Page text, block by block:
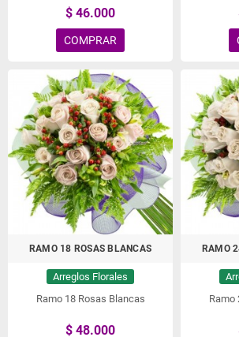
$ 46.000
COMPRAR
RAMO 18 ROSAS BLANCAS
Arreglos Florales
Ramo 18 Rosas Blancas
$ 48.000
RAMO
Ramo